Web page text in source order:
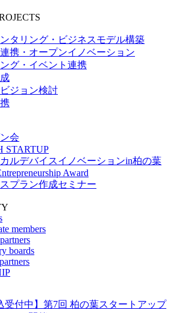
タリング・ビジネスモデル構築
携・オープンイノベーション
グ・イベント連携
ジョン検討
会
STARTUP
ルデバイスイノベーションin柏の葉
Award
プラン作成セミナー
members
boards